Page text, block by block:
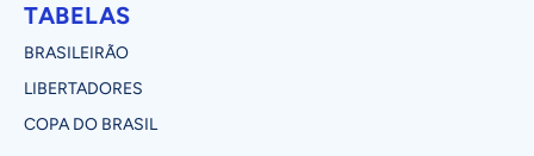
TABELAS
BRASILEIRÃO
LIBERTADORES
COPA DO BRASIL